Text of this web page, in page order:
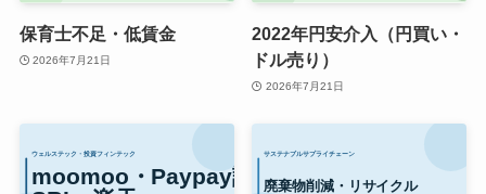
保育士不足・低賃金
2026年7月21日
2022年円安介入（円買い・
ドル売り）
2026年7月21日